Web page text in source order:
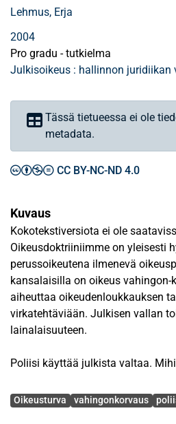
Lehmus, Erja
2004
Pro gradu - tutkielma
Julkisoikeus : hallinnon juridiikan
Tässä tietueessa ei ole
metadata.
CC BY-NC-ND 4.0
Kuvaus
Kokotekstiversiota ei ole
Oikeusdoktriiniimme on yleisesti
perussoikeutena ilmenevä
kansalaisilla on oikeus
aiheuttaa oikeudenloukkauksen
virkatehtäviään. Julkisen vallan
lainalaisuuteen.
Poliisi käyttää julkista valtaa.
toimivalta puolestaan suo
Avainsanat
Oikeusturva vahingonkorvaus